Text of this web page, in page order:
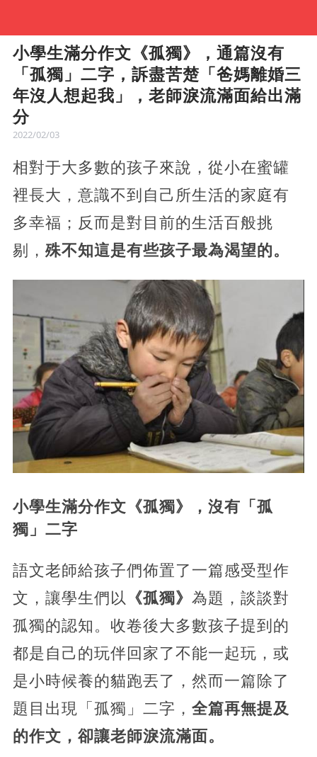
小學生滿分作文《孤獨》，通篇沒有
「孤獨」二字，訴盡苦楚「爸媽離婚三
年沒人想起我」，老師淚流滿面給出滿
分
2022/02/03
相對于大多數的孩子來說，從小在蜜罐
裡長大，意識不到自己所生活的家庭有
多幸福；反而是對目前的生活百般挑
剔， 殊不知這是有些孩子最為渴望的。
小學生滿分作文《孤獨》，沒有「孤
獨」二字
語文老師給孩子們佈置了一篇感受型作
文，讓學生們以 《孤獨》 為題，談談對
孤獨的認知。收卷後大多數孩子提到的
都是自己的玩伴回家了不能一起玩，或
是小時候養的貓跑丟了，然而一篇除了
題目出現「孤獨」二字， 全篇再無提及
的作文，卻讓老師淚流滿面。